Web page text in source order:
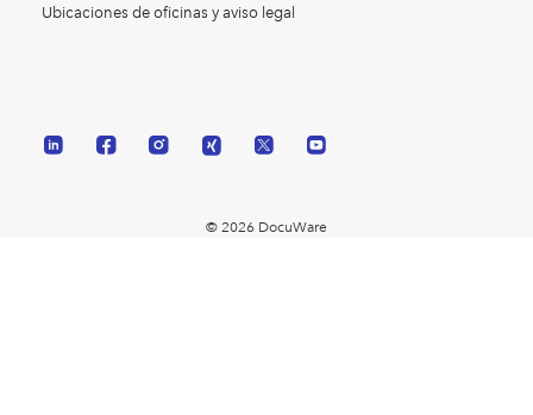
Ubicaciones de oficinas y aviso legal
© 2026 DocuWare